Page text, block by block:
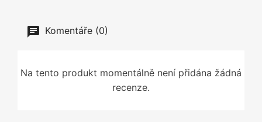
Komentáře (0)
Na tento produkt momentálně není přidána žádná
recenze.